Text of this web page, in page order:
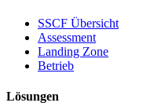
SSCF Übersicht
Assessment
Landing Zone
Betrieb
Lösungen